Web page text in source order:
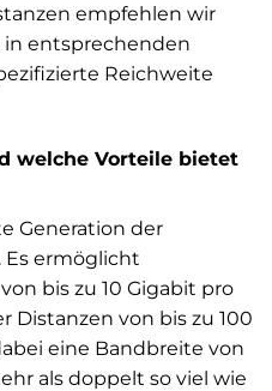
empfehlen wir
in entsprechenden
Reichweite
welche Vorteile bietet
Generation der
Es ermöglicht
bis zu 10 Gigabit pro
Distanzen von bis zu 100
eine Bandbreite von
als doppelt so viel wie